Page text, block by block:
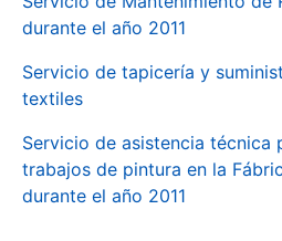
durante el año 2011
Servicio de tapicería y
textiles
Servicio de asistencia técnica
trabajos de pintura en la
durante el año 2011